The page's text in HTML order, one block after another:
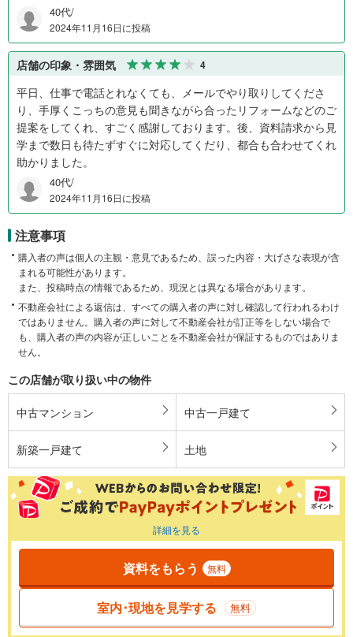
40代/
2024年11月16日に投稿
店舗の印象・雰囲気 4
平日、仕事で電話とれなくても、メールでやり取りしてくださ
り、手厚くこっちの意見も聞きながら合ったリフォームなどのご
提案をしてくれ、すごく感謝しております。後、資料請求から見
学まで数日も待たずすぐに対応してくだり、都合も合わせてくれ
助かりました。
40代/
2024年11月16日に投稿
注意事項
購入者の声は個人の主観・意見であるため、誤った内容・大げさな表現が含
まれる可能性があります。
また、投稿時点の情報であるため、現況とは異なる場合があります。
不動産会社による返信は、すべての購入者の声に対し確認して行われるわけ
ではありません。購入者の声に対して不動産会社が訂正等をしない場合で
も、購入者の声の内容が正しいことを不動産会社が保証するものではありま
せん。
この店舗が取り扱い中の物件
中古マンション 中古一戸建て
新築一戸建て 土地
詳細を見る
資料をもらう 無料
室内･現地を見学する 無料